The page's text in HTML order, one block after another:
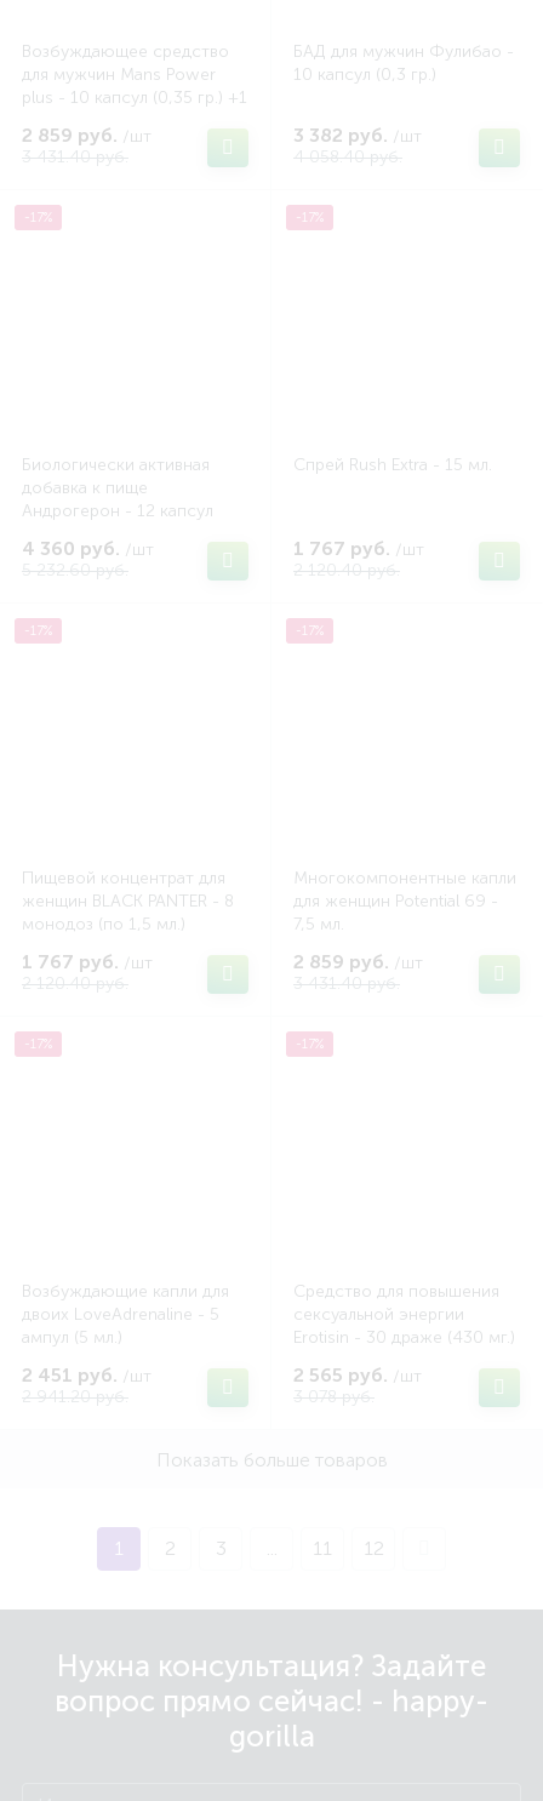
Возбуждающее средство
для мужчин Mans Power
plus - 10 капсул (0,35 гр.) +1
2 859 руб. /шт
3 431.40 руб.
БАД для мужчин Фулибао -
10 капсул (0,3 гр.)
3 382 руб. /шт
4 058.40 руб.
-17%
Биологически активная
добавка к пище
Андрогерон - 12 капсул
4 360 руб. /шт
5 232.60 руб.
-17%
Спрей Rush Extra - 15 мл.
1 767 руб. /шт
2 120.40 руб.
-17%
Пищевой концентрат для
женщин BLACK PANTER - 8
монодоз (по 1,5 мл.)
1 767 руб. /шт
2 120.40 руб.
-17%
Многокомпонентные капли
для женщин Potential 69 -
7,5 мл.
2 859 руб. /шт
3 431.40 руб.
-17%
Возбуждающие капли для
двоих LoveAdrenaline - 5
ампул (5 мл.)
2 451 руб. /шт
2 941.20 руб.
-17%
Средство для повышения
сексуальной энергии
Erotisin - 30 драже (430 мг.)
2 565 руб. /шт
3 078 руб.
Показать больше товаров
1 2 3 ... 11 12
Нужна консультация? Задайте
вопрос прямо сейчас! - happy-
gorilla